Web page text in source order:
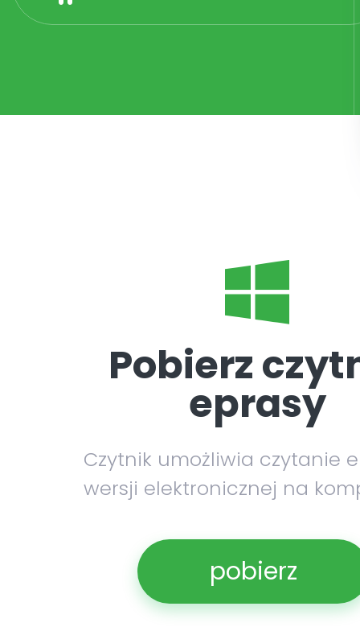
Pobierz
eprasy
Czytnik umożliwia czytanie
wersji elektronicznej na
pobierz